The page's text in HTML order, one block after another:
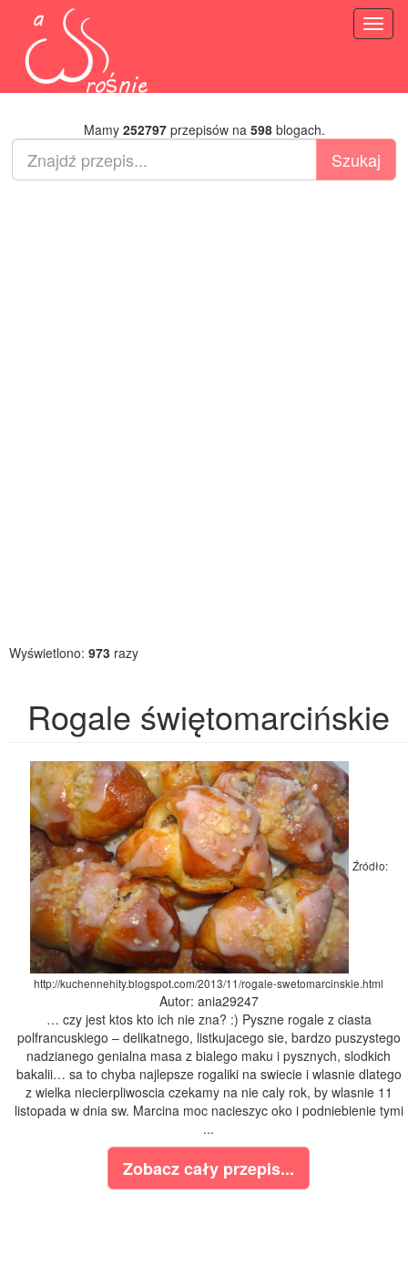
Mamy 252797przepisów na 598blogach.
Wyświetlono: 973 razy
Rogale świętomarcińskie
Źródło:
http://kuchennehity.blogspot.com/2013/11/rogale-swetomarcinskie.html
Autor: ania29247
… czy jest ktos kto ich nie zna? :) Pyszne rogale z ciasta
polfrancuskiego – delikatnego, listkujacego sie, bardzo puszystego
nadzianego genialna masa z bialego maku i pysznych, slodkich
bakalii… sa to chyba najlepsze rogaliki na swiecie i wlasnie dlatego
z wielka niecierpliwoscia czekamy na nie caly rok, by wlasnie 11
listopada w dnia sw. Marcina moc nacieszyc oko i podniebienie tymi
...
Zobacz cały przepis...